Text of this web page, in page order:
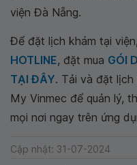
viện Đà Nẵng.
Để đặt lịch khám tại
HOTLINE, đặt mua GÓI
TẠI ĐÂY. Tải và đặt
My Vinmec để quản lý,
mọi nơi ngay trên ứng
Cập nhật: 31-07-2024